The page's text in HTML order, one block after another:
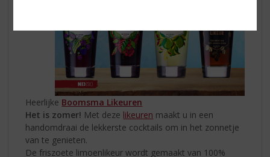
Heerlijke Boomsma Likeuren
Het is zomer! Met deze likeuren maakt u in een
handomdraai de lekkerste cocktails om in het zonnetje
van te genieten.
De friszoete limoenlikeur wordt gemaakt van 100%